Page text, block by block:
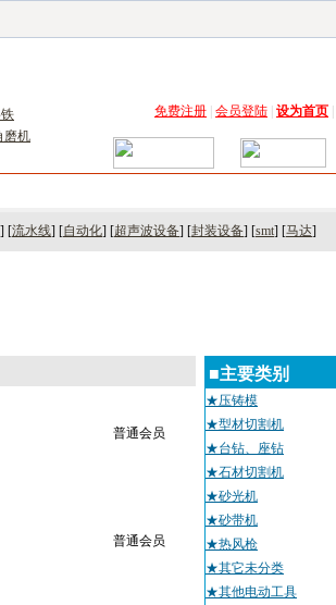
磨机
免费注册 会员登陆 设为首页
] [流水线] [自动化] [超声波设备] [封装设备] [smt] [马达]
普通会员
普通会员
■主要类别
★压铸模
★型材切割机
★台钻、座钻
★石材切割机
★砂光机
★砂带机
★热风枪
★其它未分类
★其他电动工具